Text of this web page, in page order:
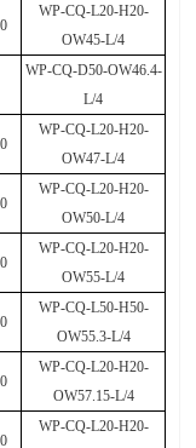
WP-CQ-L20-H20-
OW45-L/4
WP-CQ-D50-OW46.4-
L/4
WP-CQ-L20-H20-
OW47-L/4
WP-CQ-L20-H20-
OW50-L/4
WP-CQ-L20-H20-
OW55-L/4
WP-CQ-L50-H50-
OW55.3-L/4
WP-CQ-L20-H20-
OW57.15-L/4
WP-CQ-L20-H20-